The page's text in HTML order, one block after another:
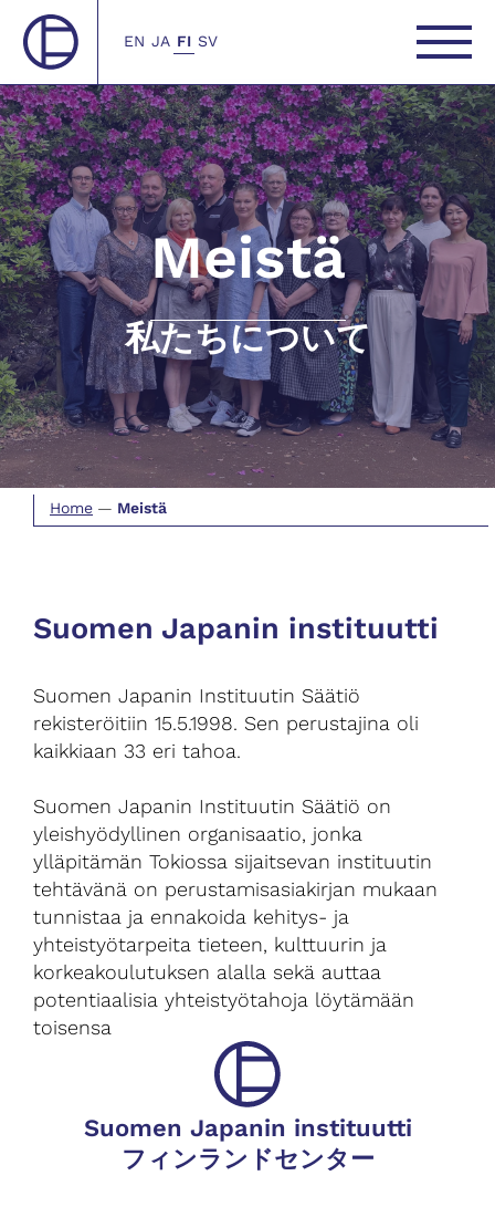
EN JA FI SV
Meistä
私たちについて
Home — Meistä
Suomen Japanin instituutti
Suomen Japanin Instituutin Säätiö
rekisteröitiin 15.5.1998. Sen perustajina oli
kaikkiaan 33 eri tahoa.
Suomen Japanin Instituutin Säätiö on
yleishyödyllinen organisaatio, jonka
ylläpitämän Tokiossa sijaitsevan instituutin
tehtävänä on perustamisasiakirjan mukaan
tunnistaa ja ennakoida kehitys- ja
yhteistyötarpeita tieteen, kulttuurin ja
korkeakoulutuksen alalla sekä auttaa
potentiaalisia yhteistyötahoja löytämään
toisensa
Suomen Japanin instituutti
フィンランドセンター